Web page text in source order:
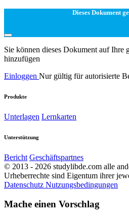
Dieses Dokument
Sie können dieses Dokument auf Ihre
hinzufügen
Einloggen Nur gültig für autorisierte
Produkte
Unterlagen Lernkarten
Unterstützung
Bericht Geschäftspartnes
© 2013 - 2026 studylibde.com alle
Urheberrechte sind Eigentum ihrer
Datenschutz Nutzungsbedingungen
Mache einen Vorschlag